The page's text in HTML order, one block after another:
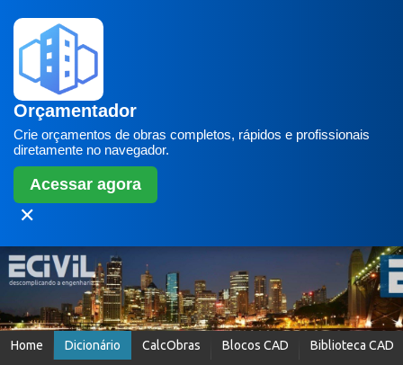
Orçamentador
Crie orçamentos de obras completos, rápidos e profissionais
diretamente no navegador.
Acessar agora
✕
Home Dicionário CalcObras Blocos CAD
Biblioteca CAD